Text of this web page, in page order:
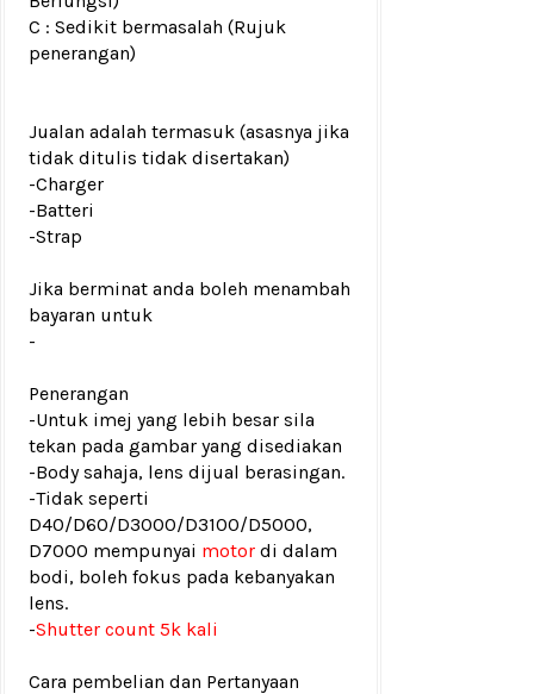
C : Sedikit bermasalah (Rujuk
penerangan)
Jualan adalah termasuk (asasnya jika
tidak ditulis tidak disertakan)
-Charger
-Batteri
-Strap
Jika berminat anda boleh menambah
bayaran untuk
-
Penerangan
-Untuk imej yang lebih besar sila
tekan pada gambar yang disediakan
-Body sahaja, lens dijual berasingan.
-Tidak seperti
D40/D60/D3000/D3100/D5000,
D7000 mempunyai motor di dalam
bodi, boleh fokus pada kebanyakan
lens.
-Shutter count 5k kali
Cara pembelian dan Pertanyaan